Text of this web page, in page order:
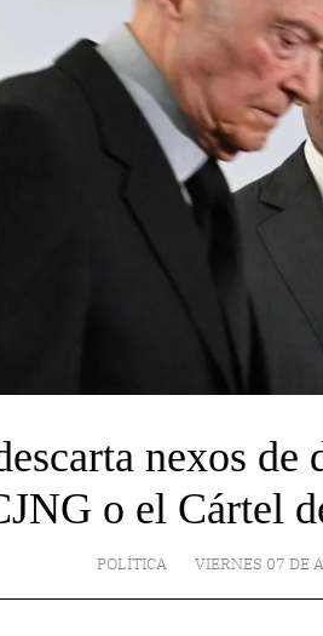
nexos
o el Cártel
POLÍTICA VIERNES 07 DE